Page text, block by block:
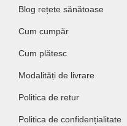
Blog rețete sănătoase
Cum cumpăr
Cum plătesc
Modalități de livrare
Politica de retur
Politica de confidențialitate